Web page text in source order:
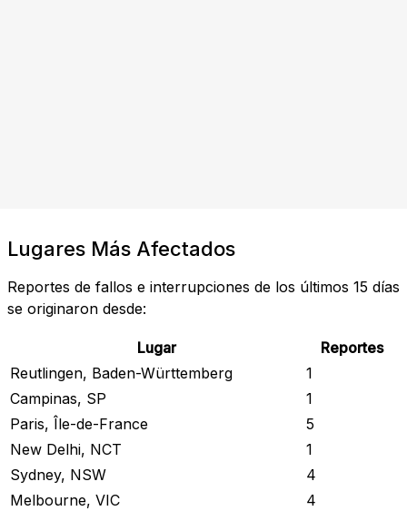
Lugares Más Afectados
Reportes de fallos e interrupciones de los últimos 15 días
se originaron desde:
Lugar
Reportes
Reutlingen, Baden-Württemberg
1
Campinas, SP
1
Paris, Île-de-France
5
New Delhi, NCT
1
Sydney, NSW
4
Melbourne, VIC
4